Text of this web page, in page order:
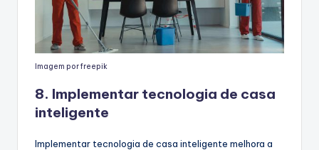
Imagem por freepik
8. Implementar tecnologia de casa
inteligente
Implementar tecnologia de casa inteligente melhora a